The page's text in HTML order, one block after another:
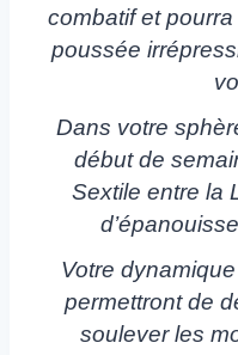
combatif et
poussée
Dans votre
début de
Sextile entre la
Votre
permettront de
soulever les